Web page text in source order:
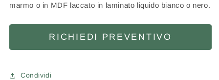
marmo o in MDF laccato in laminato liquido bianco o nero.
RICHIEDI PREVENTIVO
Condividi